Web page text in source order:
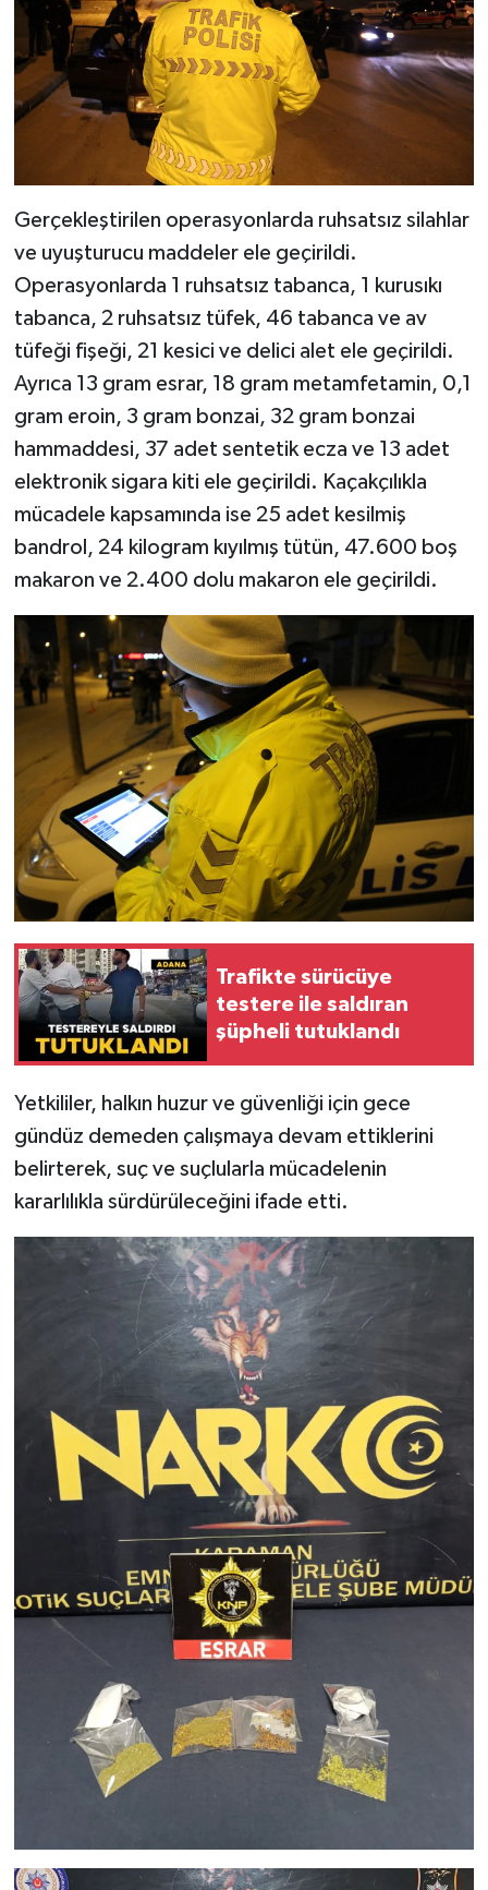
Gerçekleştirilen operasyonlarda ruhsatsız silahlar
ve uyuşturucu maddeler ele geçirildi.
Operasyonlarda 1 ruhsatsız tabanca, 1 kurusıkı
tabanca, 2 ruhsatsız tüfek, 46 tabanca ve av
tüfeği fişeği, 21 kesici ve delici alet ele geçirildi.
Ayrıca 13 gram esrar, 18 gram metamfetamin, 0,1
gram eroin, 3 gram bonzai, 32 gram bonzai
hammaddesi, 37 adet sentetik ecza ve 13 adet
elektronik sigara kiti ele geçirildi. Kaçakçılıkla
mücadele kapsamında ise 25 adet kesilmiş
bandrol, 24 kilogram kıyılmış tütün, 47.600 boş
makaron ve 2.400 dolu makaron ele geçirildi.
Trafikte sürücüye
testere ile saldıran
şüpheli tutuklandı
Yetkililer, halkın huzur ve güvenliği için gece
gündüz demeden çalışmaya devam ettiklerini
belirterek, suç ve suçlularla mücadelenin
kararlılıkla sürdürüleceğini ifade etti.